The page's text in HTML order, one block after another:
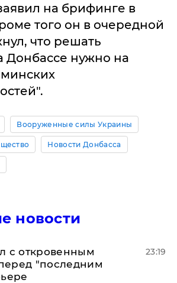
на брифинге в
того он в очередной
что решать
Донбассе нужно на
Вооруженные силы Украины
Новости Донбасса
новости
с откровенным
"последним
23:19